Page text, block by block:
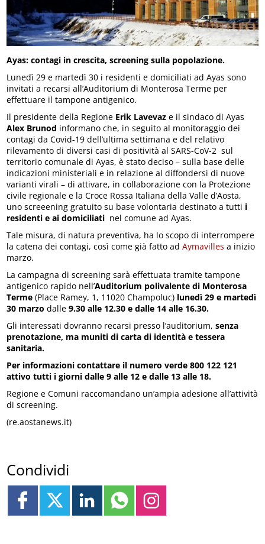
Ayas: contagi in crescita, screening sulla popolazione.
Lunedì 29 e martedì 30 i residenti e domiciliati ad Ayas sono
invitati a recarsi all’Auditorium di Monterosa Terme per
effettuare il tampone antigenico.
Il presidente della Regione Erik Lavevaz e il sindaco di Ayas
Alex Brunod informano che, in seguito al monitoraggio dei
contagi da Covid-19 dell’ultima settimana e del relativo
rilevamento di diversi casi di positività al SARS-CoV-2 sul
territorio comunale di Ayas, è stato deciso – sulla base delle
indicazioni ministeriali e in relazione al diffondersi di nuove
varianti virali – di attivare, in collaborazione con la Protezione
civile regionale e la Croce Rossa Italiana della Valle d’Aosta,
uno screeening gratuito su base volontaria destinato a tutti i
residenti e ai domiciliati nel comune ad Ayas.
Tale misura, di natura preventiva, ha lo scopo di interrompere
la catena dei contagi, così come già fatto adAymavilles a inizio
marzo.
La campagna di screening sarà effettuata tramite tampone
antigenico rapido nell’Auditorium polivalente di Monterosa
Terme(Place Ramey, 1, 11020 Champoluc) lunedì 29 e martedì
30 marzo dalle 9.30 alle 12.30 e dalle 14 alle 16.30.
Gli interessati dovranno recarsi presso l’auditorium, senza
prenotazione, ma muniti di carta di identità e tessera
sanitaria.
Per informazioni contattare il numero verde 800 122 121
attivo tutti i giorni dalle 9 alle 12 e dalle 13 alle 18.
Regione e Comuni raccomandano un’ampia adesione all’attività
di screening.
(re.aostanews.it)
Condividi